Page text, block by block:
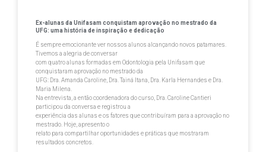
Ex-alunas da Unifasam conquistam aprovação no mestrado da
UFG: uma história de inspiração e dedicação
É sempre emocionante ver nossos alunos alcançando novos patamares.
Tivemos a alegria de conversar
com quatro alunas formadas em Odontologia pela Unifasam que
conquistaram aprovação no mestrado da
UFG: Dra. Amanda Caroline, Dra. Tainá Itana, Dra. Karla Hernandes e Dra.
Maria Milena.
Na entrevista, a então coordenadora do curso, Dra. Caroline Cantieri
participou da conversa e registrou a
experiência das alunas e os fatores que contribuíram para a aprovação no
mestrado. Hoje, apresento o
relato para compartilhar oportunidades e práticas que mostraram
resultados concretos.